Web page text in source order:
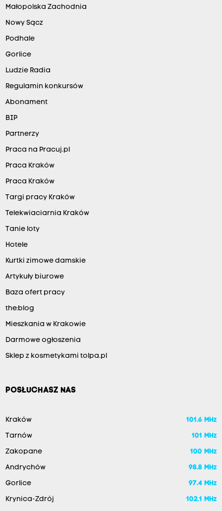
Małopolska Zachodnia
Nowy Sącz
Podhale
Gorlice
Ludzie Radia
Regulamin konkursów
Abonament
BIP
Partnerzy
Praca na Pracuj.pl
Praca Kraków
Praca Kraków
Targi pracy Kraków
Telekwiaciarnia Kraków
Tanie loty
Hotele
Kurtki zimowe damskie
Artykuły biurowe
Baza ofert pracy
the:blog
Mieszkania w Krakowie
Darmowe ogłoszenia
Sklep z kosmetykami tolpa.pl
POSŁUCHASZ NAS
Kraków 101.6 MHz
Tarnów 101 MHz
Zakopane 100 MHz
Andrychów 98.8 MHz
Gorlice 97.4 MHz
Krynica-Zdrój 102.1 MHz